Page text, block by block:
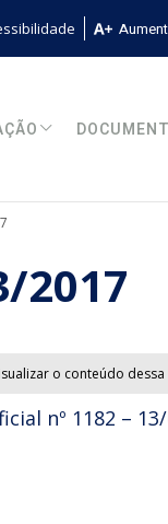
2017
o conteúdo
nº 1182 –